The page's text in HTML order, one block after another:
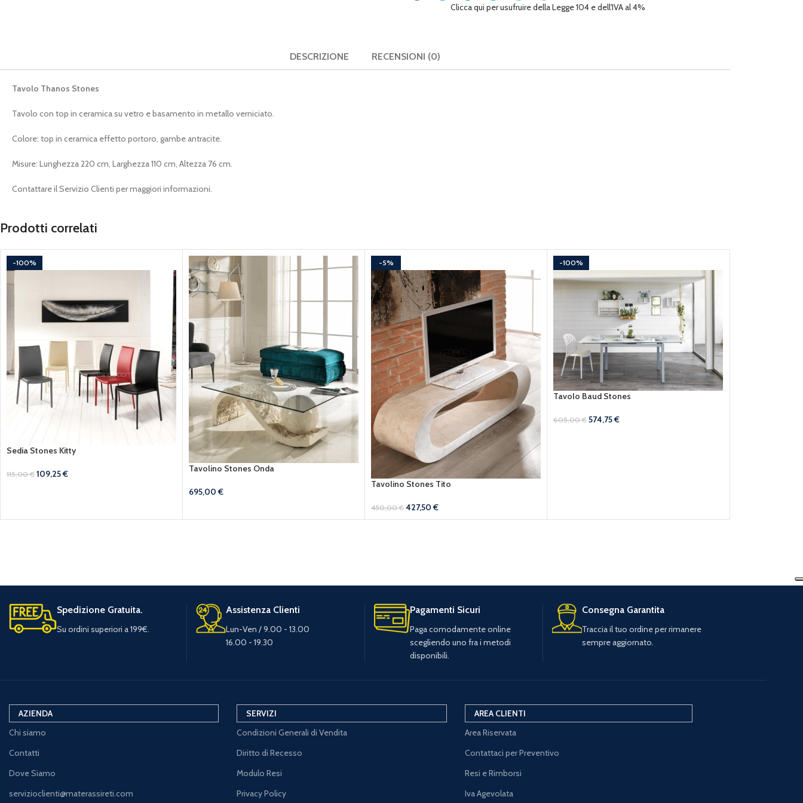
Clicca qui per usufruire della Legge 104 e dell'IVA al 4%
DESCRIZIONE RECENSIONI (0)
Tavolo Thanos Stones
Tavolo con top in ceramica su vetro e basamento in metallo verniciato.
Colore: top in ceramica effetto portoro, gambe antracite.
Misure: Lunghezza 220 cm, Larghezza 110 cm, Altezza 76 cm.
Contattare il Servizio Clienti per maggiori informazioni.
Prodotti correlati
-100%
Sedia Stones Kitty
115,00€ 109,25€ Tavolino Stones Onda
695,00€
-5%
Tavolino Stones Tito
450,00€ 427,50€
-100%
Tavolo Baud Stones
605,00€ 574,75€
Spedizione Gratuita.
Su ordini superiori a 199€.
Assistenza Clienti
Lun-Ven / 9.00 - 13.00
16.00 - 19.30
Pagamenti Sicuri
Paga comodamente online
scegliendo uno fra i metodi
disponibili.
Consegna Garantita
Traccia il tuo ordine per rimanere
sempre aggiornato.
AZIENDA
Chi siamo
Contatti
Dove Siamo
servizioclienti@materassireti.com
SERVIZI
Condizioni Generali di Vendita
Diritto di Recesso
Modulo Resi
Privacy Policy
AREA CLIENTI
Area Riservata
Contattaci per Preventivo
Resi e Rimborsi
Iva Agevolata